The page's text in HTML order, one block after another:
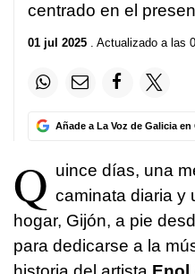
centrado en el
01 jul 2025 . Actualizado a las
Añade a La Voz de Galicia en
Q uince días, una
caminata diaria y
hogar, Gijón, a pie
para dedicarse a la